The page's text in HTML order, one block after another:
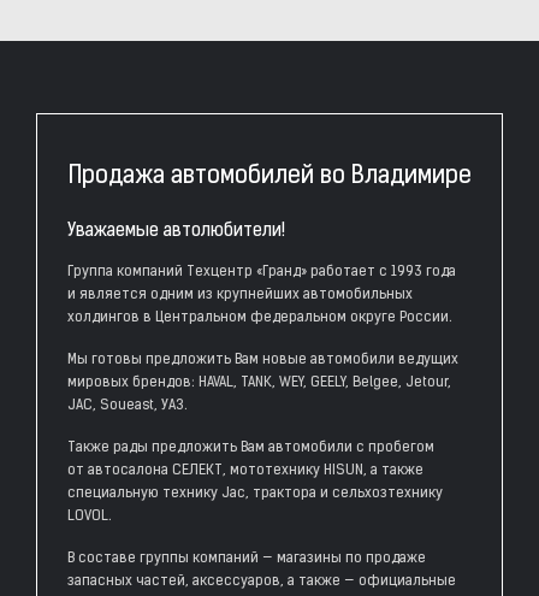
Продажа автомобилей во Владимире
Уважаемые автолюбители!
Группа компаний Техцентр «Гранд» работает с 1993 года
и является одним из крупнейших автомобильных
холдингов в Центральном федеральном округе России.
Мы готовы предложить Вам новые автомобили ведущих
мировых брендов: HAVAL, TANK, WEY, GEELY, Belgee, Jetour,
JAC, Soueast, УАЗ.
Также рады предложить Вам автомобили с пробегом
от автосалона СЕЛЕКТ, мототехнику HISUN, а также
специальную технику Jac, трактора и сельхозтехнику
LOVOL.
В составе группы компаний — магазины по продаже
запасных частей, аксессуаров, а также — официальные